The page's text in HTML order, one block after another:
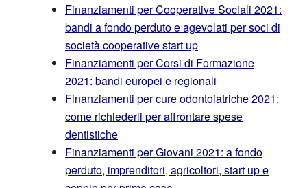
Finanziamenti per Cooperative Sociali 2021:
bandi a fondo perduto e agevolati per soci di
società cooperative start up
Finanziamenti per Corsi di Formazione
2021: bandi europei e regionali
Finanziamenti per cure odontoiatriche 2021:
come richiederli per affrontare spese
dentistiche
Finanziamenti per Giovani 2021: a fondo
perduto, imprenditori, agricoltori, start up e